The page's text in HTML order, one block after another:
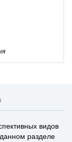
видов
разделе